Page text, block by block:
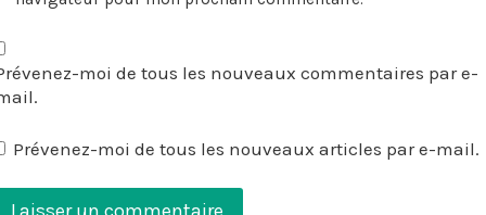
moi de tous les nouveaux commentaires par e-
Prévenez-moi de tous les nouveaux articles par e-mail.